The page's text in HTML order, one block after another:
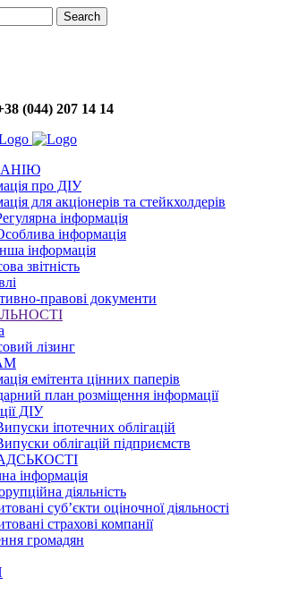
(044) 207 14 14
про ДІУ
для акціонерів та стейкхолдерів
інформація
інформація
інформація
звітність
правові документи
лізинг
емітента цінних паперів
план розміщення інформації
ДІУ
іпотечних облігацій
облігацій підприємств
інформація
діяльність
суб’єкти оціночної діяльності
страхові компанії
громадян